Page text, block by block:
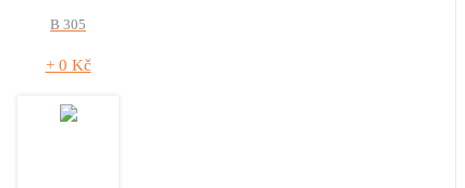
B 305
+ 0 Kč